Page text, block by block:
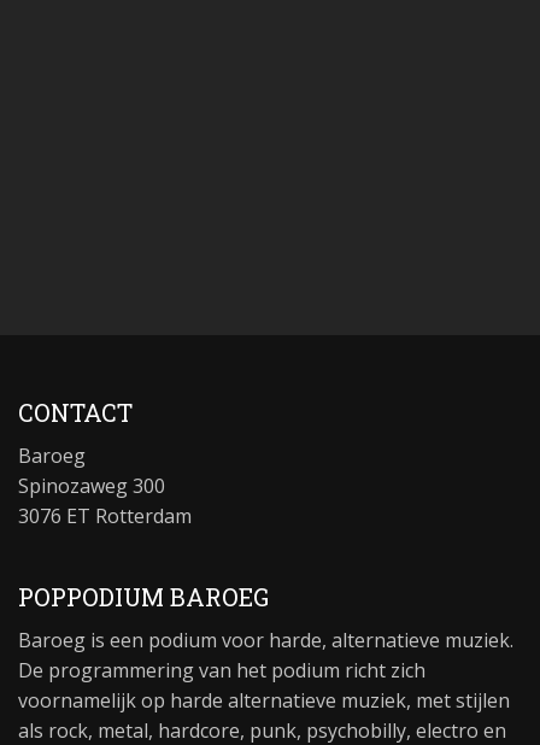
CONTACT
Baroeg
Spinozaweg 300
3076 ET Rotterdam
POPPODIUM BAROEG
Baroeg is een podium voor harde, alternatieve muziek.
De programmering van het podium richt zich
voornamelijk op harde alternatieve muziek, met stijlen
als rock, metal, hardcore, punk, psychobilly, electro en